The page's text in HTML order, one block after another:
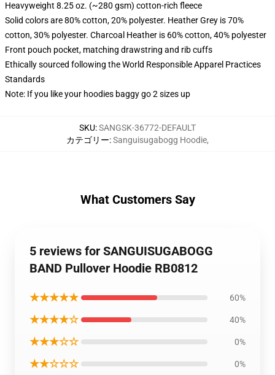
Heavyweight 8.25 oz. (~280 gsm) cotton-rich fleece
Solid colors are 80% cotton, 20% polyester. Heather Grey is 70%
cotton, 30% polyester. Charcoal Heather is 60% cotton, 40% polyester
Front pouch pocket, matching drawstring and rib cuffs
Ethically sourced following the World Responsible Apparel Practices
Standards
Note: If you like your hoodies baggy go 2 sizes up
SKU:SANGSK-36772-DEFAULT
カテゴリー:Sanguisugabogg Hoodie,
What Customers Say
5 reviews for SANGUISUGABOGG
BAND Pullover Hoodie RB0812
★★★★★ 60%
★★★★☆ 40%
★★★☆☆ 0%
★★☆☆☆ 0%